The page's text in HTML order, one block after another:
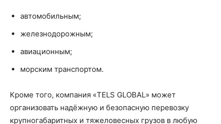
автомобильным;
железнодорожным;
авиационным;
морским транспортом.
Кроме того, компания «TELS GLOBAL» может
организовать надёжную и безопасную перевозку
крупногабаритных и тяжеловесных грузов в любую